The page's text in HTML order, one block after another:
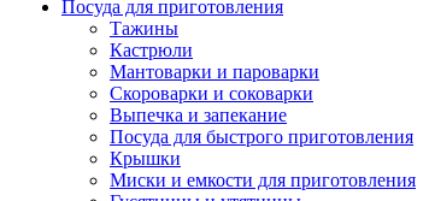
Посуда для приготовления
Тажины
Кастрюли
Мантоварки и пароварки
Скороварки и соковарки
Выпечка и запекание
Посуда для быстрого приготовления
Крышки
Миски и емкости для приготовления